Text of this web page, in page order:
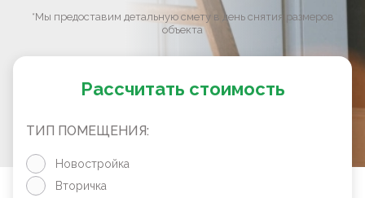
*Мы предоставим детальную смету в день снятия размеров
объекта
Рассчитать стоимость
ТИП ПОМЕЩЕНИЯ:
Новостройка
Вторичка